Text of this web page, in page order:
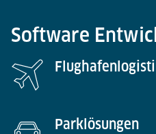
Software
Parklösungen